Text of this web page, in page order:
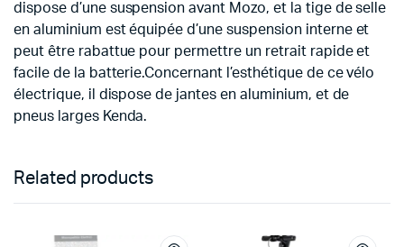
dispose d’une suspension avant Mozo, et la tige de selle
en aluminium est équipée d’une suspension interne et
peut être rabattue pour permettre un retrait rapide et
facile de la batterie.Concernant l’esthétique de ce vélo
électrique, il dispose de jantes en aluminium, et de
pneus larges Kenda.
Related products